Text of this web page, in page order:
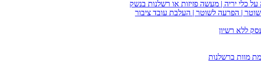
כלי יריה | מעשה פזיזות או רשלנות בנשק
| הפרעה לשוטר | העלבת עובד ציבור
ללא רשיון
מוות ברשלנות